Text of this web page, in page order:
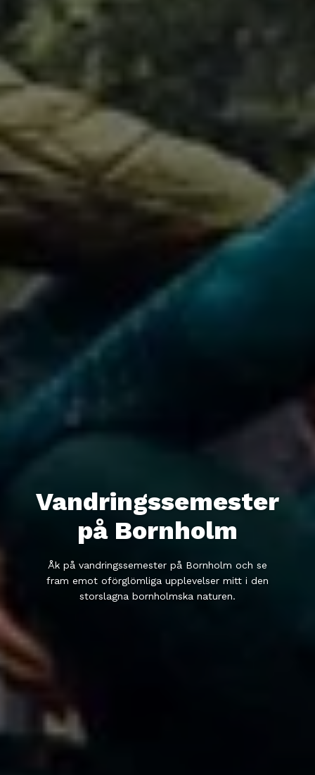
Vandringssemester
på Bornholm
Åk på vandringssemester på Bornholm och se
fram emot oförglömliga upplevelser mitt i den
storslagna bornholmska naturen.